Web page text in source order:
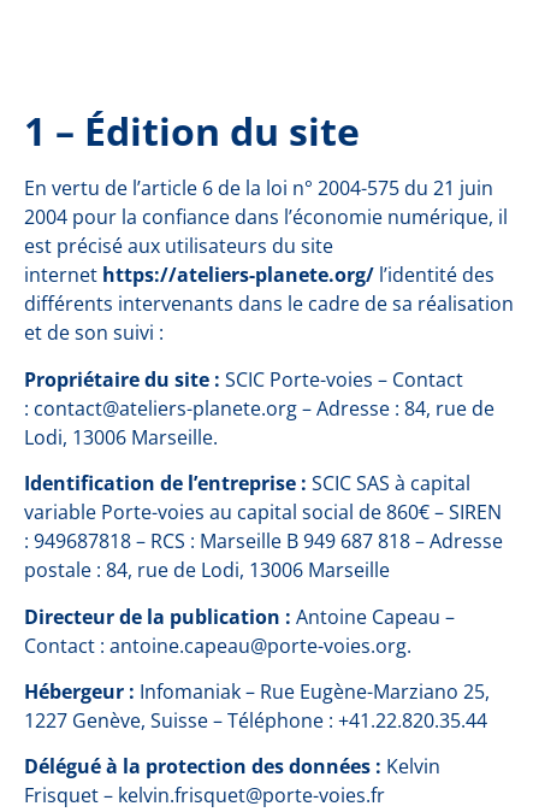
1 – Édition du site
En vertu de l’article 6 de la loi n° 2004-575 du 21 juin
2004 pour la confiance dans l’économie numérique, il
est précisé aux utilisateurs du site
internet https://ateliers-planete.org/ l’identité des
différents intervenants dans le cadre de sa réalisation
et de son suivi :
Propriétaire du site : SCIC Porte-voies – Contact
: contact@ateliers-planete.org – Adresse : 84, rue de
Lodi, 13006 Marseille.
Identification de l’entreprise : SCIC SAS à capital
variable Porte-voies au capital social de 860€ – SIREN
: 949687818 – RCS : Marseille B 949 687 818 – Adresse
postale : 84, rue de Lodi, 13006 Marseille
Directeur de la publication : Antoine Capeau –
Contact : antoine.capeau@porte-voies.org.
Hébergeur : Infomaniak – Rue Eugène-Marziano 25,
1227 Genève, Suisse – Téléphone : +41.22.820.35.44
Délégué à la protection des données : Kelvin
Frisquet – kelvin.frisquet@porte-voies.fr